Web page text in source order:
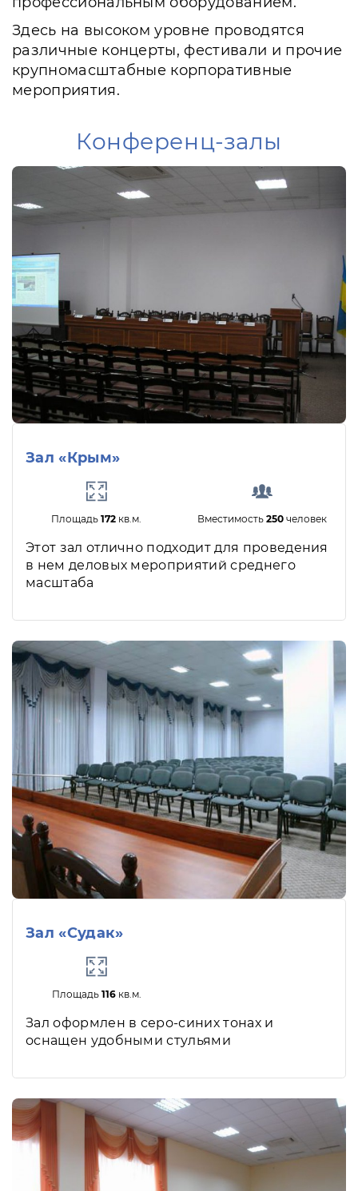
Здесь на высоком уровне проводятся
различные концерты, фестивали и прочие
крупномасштабные корпоративные
мероприятия.
Конференц-залы
Зал «Крым»
Площадь172 кв.м. Вместимость250 человек
Этот зал отлично подходит для проведения
в нем деловых мероприятий среднего
масштаба
Зал «Судак»
Площадь 116кв.м.
Зал оформлен в серо-синих тонах и
оснащен удобными стульями